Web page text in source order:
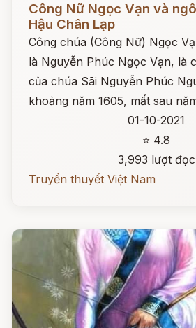
Công Nữ Ngọc Vạn và
Hậu Chân Lạp
Công chúa (Công Nữ) Ngọc
là Nguyễn Phúc Ngọc Vạn, là
của chúa Sãi Nguyễn Phúc
khoảng năm 1605, mất sau
01-10-2021
⭐ 4.8
3,993 lượt đọc
Truyền thuyết Việt Nam